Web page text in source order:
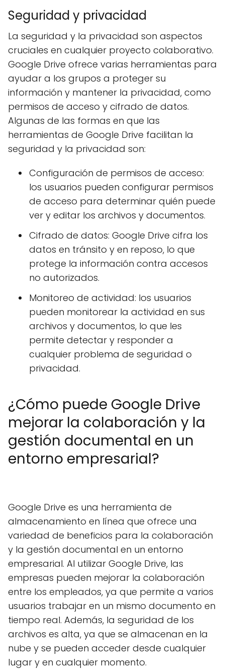
Seguridad y privacidad
La seguridad y la privacidad son aspectos
cruciales en cualquier proyecto colaborativo.
Google Drive ofrece varias herramientas para
ayudar a los grupos a proteger su
información y mantener la privacidad, como
permisos de acceso y cifrado de datos.
Algunas de las formas en que las
herramientas de Google Drive facilitan la
seguridad y la privacidad son:
Configuración de permisos de acceso:
los usuarios pueden configurar permisos
de acceso para determinar quién puede
ver y editar los archivos y documentos.
Cifrado de datos: Google Drive cifra los
datos en tránsito y en reposo, lo que
protege la información contra accesos
no autorizados.
Monitoreo de actividad: los usuarios
pueden monitorear la actividad en sus
archivos y documentos, lo que les
permite detectar y responder a
cualquier problema de seguridad o
privacidad.
¿Cómo puede Google Drive
mejorar la colaboración y la
gestión documental en un
entorno empresarial?
Google Drive es una herramienta de
almacenamiento en línea que ofrece una
variedad de beneficios para la colaboración
y la gestión documental en un entorno
empresarial. Al utilizar Google Drive, las
empresas pueden mejorar la colaboración
entre los empleados, ya que permite a varios
usuarios trabajar en un mismo documento en
tiempo real. Además, la seguridad de los
archivos es alta, ya que se almacenan en la
nube y se pueden acceder desde cualquier
lugar y en cualquier momento.